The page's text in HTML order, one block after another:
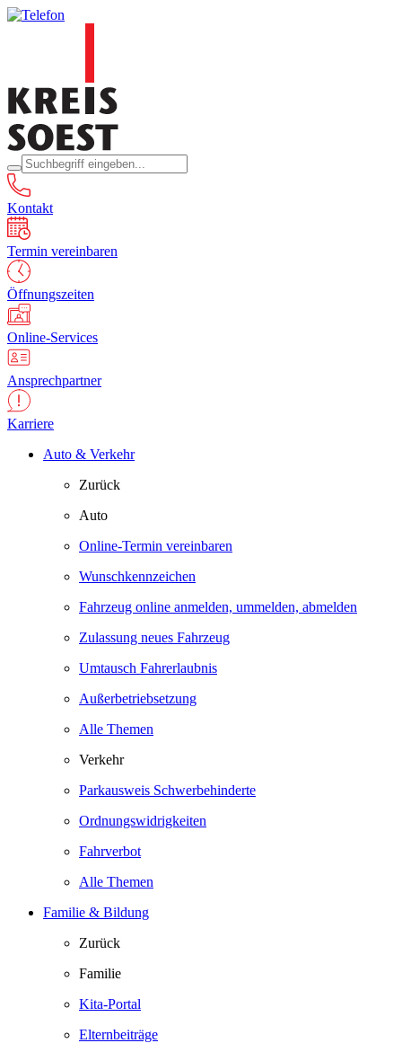
Kontakt
Termin vereinbaren
Öffnungszeiten
Online-Services
Ansprechpartner
Karriere
Auto & Verkehr
Zurück
Auto
Online-Termin vereinbaren
Wunschkennzeichen
Fahrzeug online anmelden, ummelden, abmelden
Zulassung neues Fahrzeug
Umtausch Fahrerlaubnis
Außerbetriebsetzung
Alle Themen
Verkehr
Parkausweis Schwerbehinderte
Ordnungswidrigkeiten
Fahrverbot
Alle Themen
Familie & Bildung
Zurück
Familie
Kita-Portal
Elternbeiträge